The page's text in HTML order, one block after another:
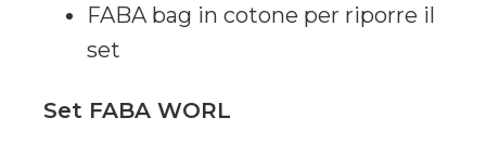
FABA bag in cotone per riporre il
set
Set FABA WORL